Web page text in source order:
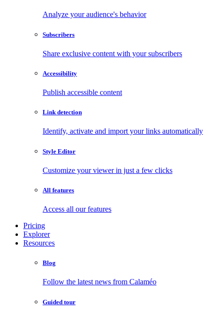
Analyze your audience's behavior
Subscribers
Share exclusive content with your subscribers
Accessibility
Publish accessible content
Link detection
Identify, activate and import your links automatically
Style Editor
Customize your viewer in just a few clicks
All features
Access all our features
Pricing
Explorer
Resources
Blog
Follow the latest news from Calaméo
Guided tour